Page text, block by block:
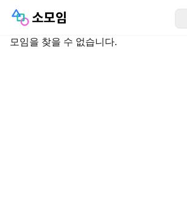
모임을 찾을 수 없습니다.